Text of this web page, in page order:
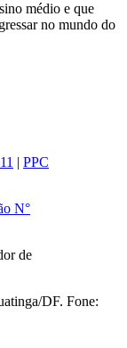
médio e que
no mundo do
| PPC
N°
de
DF. Fone: